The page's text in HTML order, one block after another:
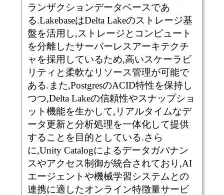
ランザクションデータベースであ
る.LakebaseはDelta Lakeのストレージ基
盤を活用し,ストレージとコンピュート
を分離したサーバーレスアーキテクチ
ャを採用しているため,高いスケーラビ
リティと柔軟なリソース管理が可能で
ある.また,PostgresのACID特性を保持し
つつ,Delta Lakeの信頼性やスナップショ
ット機能を生かして,リアルタイムなデ
ータ更新と分析処理を一体化して提供
することを目的としている.さら
に,Unity Catalogによるデータガバナン
スやアクセス制御が統合されており,AI
エージェントや機械学習システムとの
連携に適したオンライン特徴量サービ